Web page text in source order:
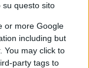
su questo sito
or more Google
including but
You may click to
party tags to
una
diverse su
il presente e